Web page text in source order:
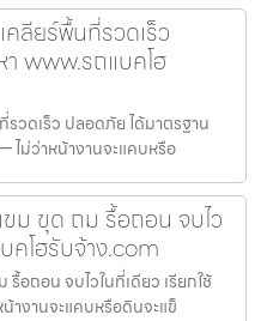
คลียร์พื้นที่รวดเร็ว
www.รถแบคโฮ
วดเร็ว ปลอดภัย ได้มาตรฐาน
ไม่ว่าหน้างานจะแคบหรือ
ม ขุด ถม รื้อถอน จบไว
คโฮรับจ้าง.com
อถอน จบไวในที่เดียว เรียกใช้
างานจะแคบหรือดินจะแข็